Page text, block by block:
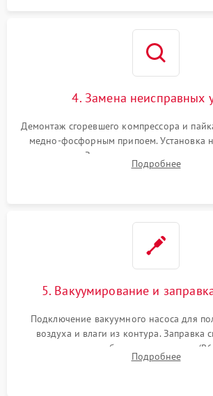
4. Замена неисправных
Демонтаж сгоревшего компрессора и
медно-фосфорным припоем. Установка
осушителя. Замена изношенных
сломанных заслонок или поврежденных
Подробнее
5. Вакуумирование и
Подключение вакуумного насоса для
воздуха и влаги из контура. Заправка
дозированным объемом хладагента
электронным весам. Контроль рабочего
Подробнее